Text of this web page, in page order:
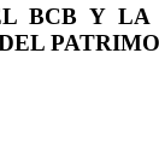
BCB Y